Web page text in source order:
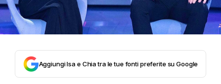
Aggiungi Isa e Chia tra le tue fonti preferite su Google